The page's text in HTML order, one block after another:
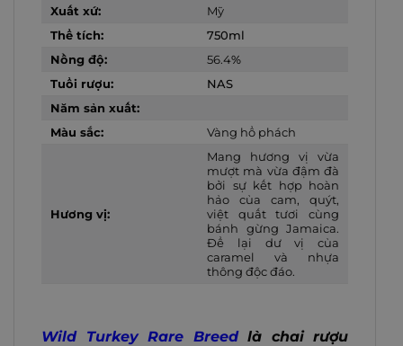
Xuất xứ:
Mỹ
Thể tích:
750ml
Nồng độ:
56.4%
Tuổi rượu:
NAS
Năm sản xuất:
Màu sắc:
Vàng hổ phách
Hương vị:
Mang hương vị vừa
mượt mà vừa đậm đà
bởi sự kết hợp hoàn
hảo của cam, quýt,
việt quất tươi cùng
bánh gừng Jamaica.
Để lại dư vị của
caramel và nhựa
thông độc đáo.
Wild Turkey Rare Breedlà chai rượu